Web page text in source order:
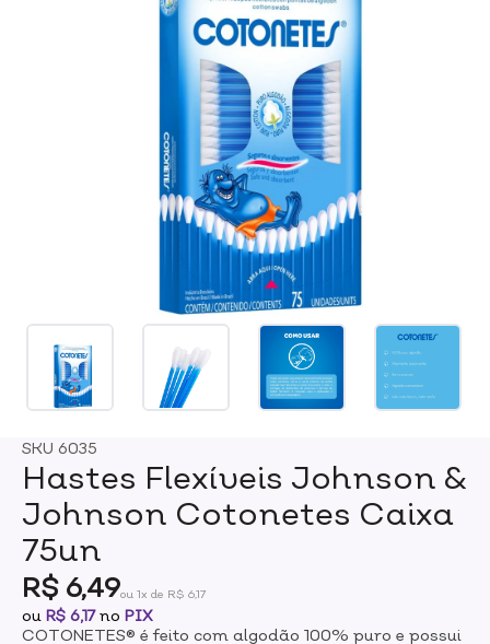
SKU 6035
Hastes Flexíveis Johnson &
Johnson Cotonetes Caixa
75un
R$ 6,49ou 1x de R$ 6,17
ou R$ 6,17no PIX
COTONETES® é feito com algodão 100% puro e possui